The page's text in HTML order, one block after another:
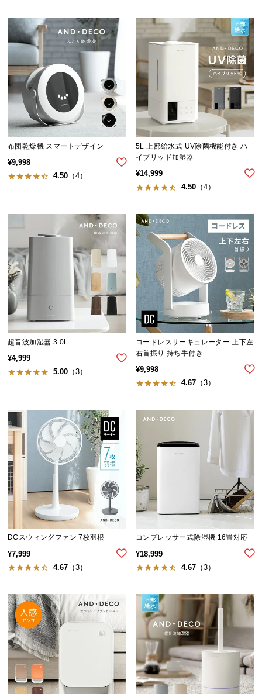
て
小
商
品
の
配
送
に
て
置
サ
ー
ビ
ス
に
つ
い
て
経
路
つ
品・
キ
に
つ
い
て
保
証
布団乾燥機 スマートデザイン
¥9,998
4.50 （4）
5L 上部給水式 UV除菌機能付き ハ
イブリッド加湿器
¥14,999
4.50 （4）
超音波加湿器 3.0L
¥4,999
5.00 （3）
コードレスサーキュレーター 上下左
右首振り 持ち手付き
¥9,998
4.67 （3）
DCスウィングファン 7枚羽根
¥7,999
4.67 （3）
コンプレッサー式除湿機 16畳対応
¥18,999
4.67 （3）